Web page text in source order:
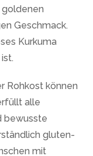
goldenen
Geschmack.
Kurkuma
Rohkost können
alle
bewusste
gluten-
mit